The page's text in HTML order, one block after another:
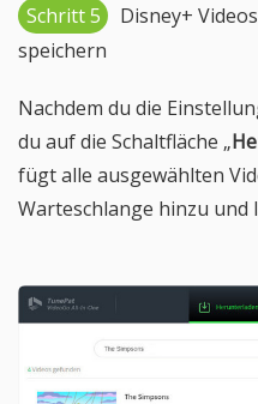
Schritt 5
Disney+
speichern
Nachdem du die
du auf die Schaltfläche „
fügt alle ausgewählten
Warteschlange hinzu und